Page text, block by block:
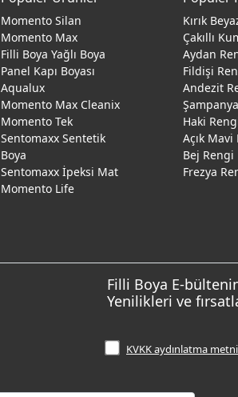
Momento Silan
Momento Max
Filli Boya Yağlı Boya
Panel Kapı Boyası
Aqualux
Momento Max Cleanix
Momento Tek
Sentomaxx Sentetik
Boya
Sentomaxx İpeksi Mat
Momento Life
Kırık
Çakıllı
Aydan
Fildişi
Andezit
Haki
Açık Mavi
Bej Rengi
Frezya
Filli Boya E-
Yenilikleri ve
KVKK aydınlatma